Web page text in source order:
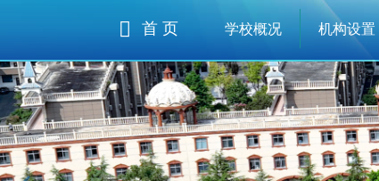
首 页 学校概况 机构设置